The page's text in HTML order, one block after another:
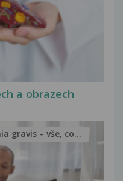
a obrazech
gravis – vše, co...